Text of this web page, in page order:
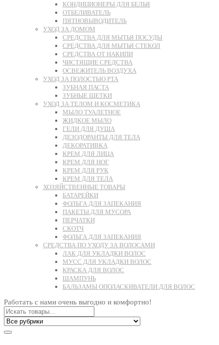
КОНДИЦИОНЕРЫ ДЛЯ БЕЛЬЯ
ОТБЕЛИВАТЕЛЬ
ПЯТНОВЫВОДИТЕЛЬ
УХОД ЗА ДОМОМ
СРЕДСТВА ДЛЯ МЫТЬЯ ПОСУДЫ
СРЕДСТВА ДЛЯ МЫТЬЯ СТЕКОЛ
СРЕДСТВА ОТ НАКИПИ
ЧИСТЯЩИЕ СРЕДСТВА
ОСВЕЖИТЕЛЬ ВОЗДУХА
УХОД ЗА ПОЛОСТЬЮ РТА
ЗУБНАЯ ПАСТА
ЗУБНЫЕ ЩЕТКИ
УХОД ЗА ТЕЛОМ И КОСМЕТИКА
МЫЛО ТУАЛЕТНОЕ
ЖИДКОЕ МЫЛО
ГЕЛИ ДЛЯ ДУША
ДЕЗОДОРАНТЫ ДЛЯ ТЕЛА
ДЕКОРАТИВКА
КРЕМ ДЛЯ ЛИЦА
КРЕМ ДЛЯ НОГ
КРЕМ ДЛЯ РУК
КРЕМ ДЛЯ ТЕЛА
ХОЗЯЙСТВЕННЫЕ ТОВАРЫ
БАТАРЕЙКИ
ФОЛЬГА ДЛЯ ЗАПЕКАНИЯ
ПАКЕТЫ ДЛЯ МУСОРА
ПЕРЧАТКИ
СКОТЧ
ФОЛЬГА ДЛЯ ЗАПЕКАНИЯ
СРЕДСТВА ПО УХОДУ ЗА ВОЛОСАМИ
ЛАК ДЛЯ УКЛАДКИ ВОЛОС
МУСС ДЛЯ УКЛАДКИ ВОЛОС
КРАСКА ДЛЯ ВОЛОС
ШАМПУНЬ
БАЛЬЗАМЫ ОПОЛАСКИВАТЕЛИ ДЛЯ ВОЛОС
Работать с нами очень выгодно и комфортно!